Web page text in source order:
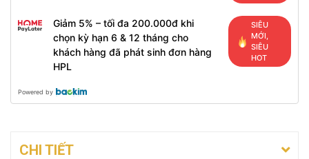
Giảm 5% – tối đa 200.000đ khi
chọn kỳ hạn 6 & 12 tháng cho
khách hàng đã phát sinh đơn hàng
HPL
SIÊU
MỚI,
SIÊU
HOT
Powered by
CHI TIẾT